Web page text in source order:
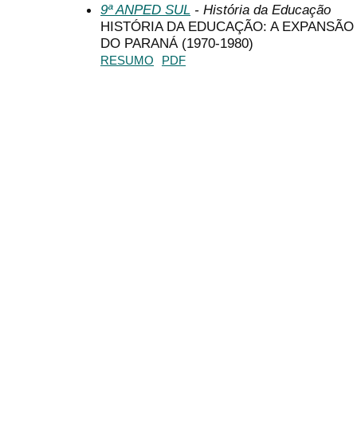
9ª ANPED SUL - História da Educação
HISTÓRIA DA EDUCAÇÃO: A
DO PARANÁ (1970-1980)
RESUMO PDF